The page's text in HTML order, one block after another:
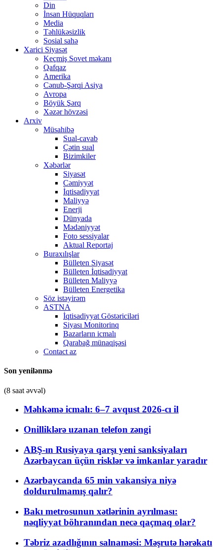
Din
İnsan Hüquqları
Media
Təhlükəsizlik
Sosial sahə
Xarici Siyasət
Keçmiş Sovet məkanı
Qafqaz
Amerika
Cənub-Şərqi Asiya
Avropa
Böyük Şərq
Xəzər hövzəsi
Arxiv
Müsahibə
Sual-cavab
Çətin sual
Bizimkiler
Xəbərlər
Siyasət
Cəmiyyət
İqtisadiyyat
Maliyyə
Enerji
Dünyada
Mədəniyyət
Foto sessiyalar
Aktual Reportaj
Buraxılışlar
Bülleten Siyasət
Bülleten İqtisadiyyat
Bülleten Maliyyə
Bülleten Energetika
Söz istəyirəm
ASTNA
İqtisadiyyat Göstəriciləri
Siyası Monitorinq
Bazarların icmalı
Qarabağ münaqişəsi
Contact az
Son yenilənmə
(8 saat əvvəl)
Məhkəmə icmalı: 6–7 avqust 2026-cı il
Onilliklərə uzanan telefon zəngi
ABŞ-ın Rusiyaya qarşı yeni sanksiyaları
Azərbaycan üçün risklər və imkanlar yaradır
Azərbaycanda 65 min vakansiya niyə
doldurulmamış qalır?
Bakı metrosunun xətlərinin ayrılması:
nəqliyyat böhranından necə qaçmaq olar?
Təbriz azadlığının salnaməsi: Məşrutə hərəkatı